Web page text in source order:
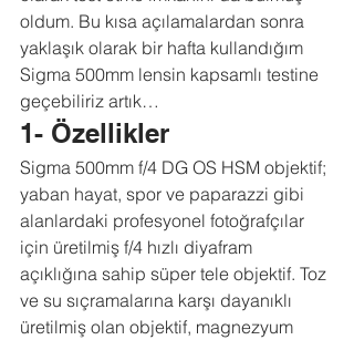
oldum. Bu kısa açılamalardan sonra
yaklaşık olarak bir hafta kullandığım
Sigma 500mm lensin kapsamlı testine
geçebiliriz artık…
1- Özellikler
Sigma 500mm f/4 DG OS HSM objektif;
yaban hayat, spor ve paparazzi gibi
alanlardaki profesyonel fotoğrafçılar
için üretilmiş f/4 hızlı diyafram
açıklığına sahip süper tele objektif. Toz
ve su sıçramalarına karşı dayanıklı
üretilmiş olan objektif, magnezyum